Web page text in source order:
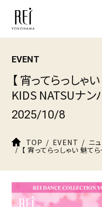
EVENT
【 宵ってらっしゃ
KIDS NATSUナ
2025/10/8
TOP EVENT ニ